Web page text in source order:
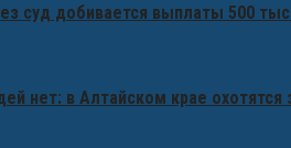
суд добивается выплаты 500
нет: в Алтайском крае